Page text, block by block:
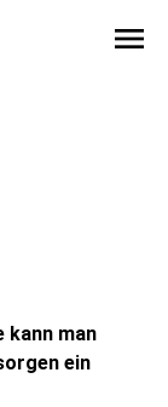
menu
kann man
ein